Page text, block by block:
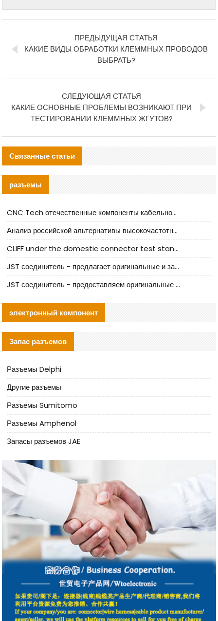
ПРЕДЫДУЩАЯ СТАТЬЯ
КАКИЕ ВИДЫ ОБРАБОТКИ КЛЕММНЫХ ПРОВОДОВ
ВЫБРАТЬ?
СЛЕДУЮЩАЯ СТАТЬЯ
КАКИЕ ОСНОВНЫЕ ПРОБЛЕМЫ ВОЗНИКАЮТ ПРИ
ТЕСТИРОВАНИИ КЛЕММНЫХ ЖГУТОВ?
Связанные статьи
разъемы
CNC Tech отечественные компоненты кабельной арматуры оценка и руководство по производственному внедрению
Анализ российской альтернативы высокочастотных кабельных колодцев I-PEX
CLIFF under the domestic connector test standard update
JST соединитель - предлагает оригинальные и заменяющие JST NSHR-02V-S соединители
JST соединитель - предоставляем оригинальные JST GHR-09V-S соединители и их аналоги
электронный компонент
Запас разъемов
Разъемы Delphi
Другие разъемы
Разъемы Sumitomo
Разъемы Amphenol
Запасы разъемов JAE